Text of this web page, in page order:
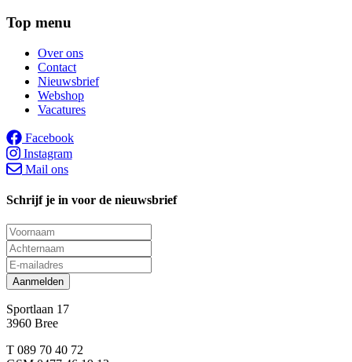
Top menu
Over ons
Contact
Nieuwsbrief
Webshop
Vacatures
Facebook
Instagram
Mail ons
Schrijf je in voor de nieuwsbrief
Aanmelden
Sportlaan 17
3960 Bree
T 089 70 40 72